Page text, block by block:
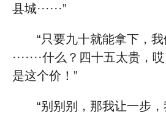
县城······”
“只要九十就能拿下，
·······什么？四十五太贵，
是这个价！”
“别别别，那我让一步